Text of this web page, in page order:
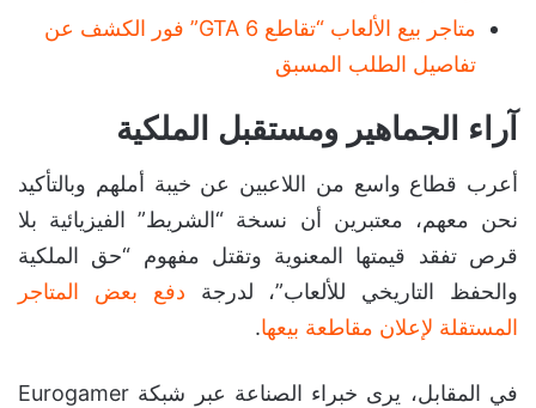
متاجر بيع الألعاب “تقاطع GTA 6” فور الكشف عن
تفاصيل الطلب المسبق
آراء الجماهير ومستقبل الملكية
أعرب قطاع واسع من اللاعبين عن خيبة أملهم وبالتأكيد
نحن معهم، معتبرين أن نسخة “الشريط” الفيزيائية بلا
قرص تفقد قيمتها المعنوية وتقتل مفهوم “حق الملكية
والحفظ التاريخي للألعاب”، لدرجة دفع بعض المتاجر
المستقلة لإعلان مقاطعة بيعها.
في المقابل، يرى خبراء الصناعة عبر شبكة Eurogamer